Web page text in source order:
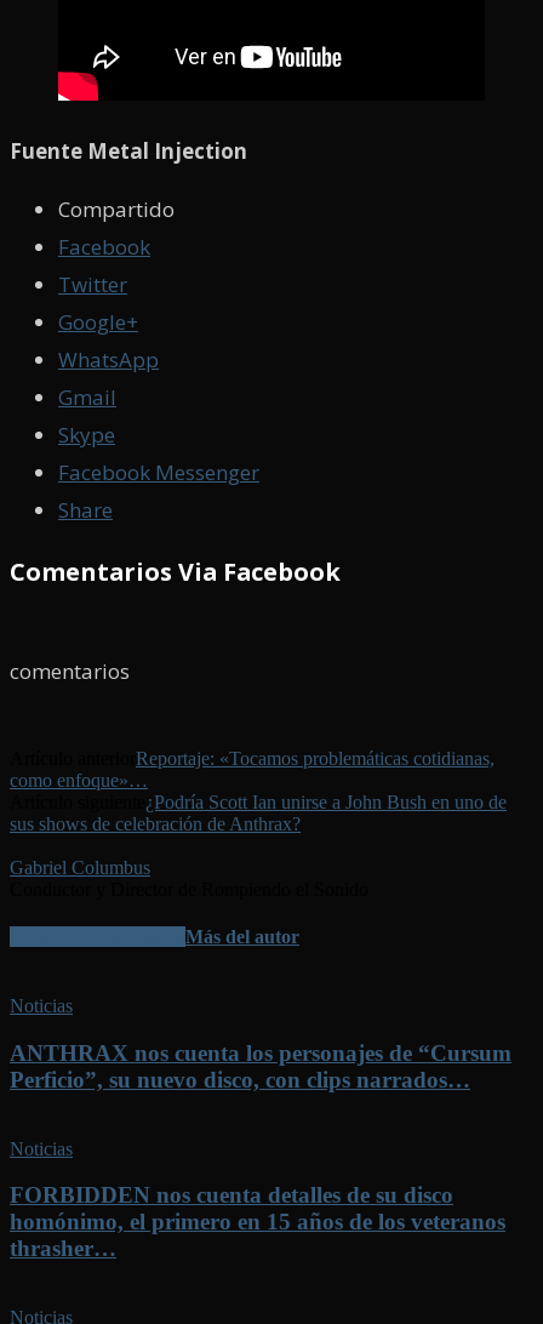
Fuente Metal Injection
Compartido
Facebook
Twitter
Google+
WhatsApp
Gmail
Skype
Facebook Messenger
Share
Comentarios Via Facebook
comentarios
Reportaje: «Tocamos problemáticas cotidianas,
como enfoque»…
¿Podría Scott Ian unirse a John Bush en uno de
sus shows de celebración de Anthrax?
Gabriel Columbus
Más del autor
Noticias
ANTHRAX nos cuenta los personajes de “Cursum
Perficio”, su nuevo disco, con clips narrados…
Noticias
FORBIDDEN nos cuenta detalles de su disco
homónimo, el primero en 15 años de los veteranos
thrasher…
Noticias